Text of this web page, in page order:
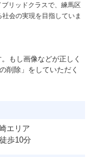
リッドクラスで、練馬区
会の実現を目指していま
もし画像などが正しく
削除」をしていただく
エリア
歩10分